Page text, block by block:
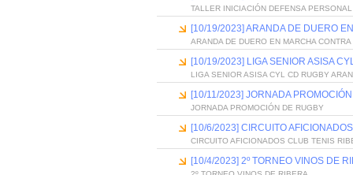
TALLER INICIACIÓN DEFENSA
[10/19/2023] ARANDA DE DUERO
ARANDA DE DUERO EN MARCHA
[10/19/2023] LIGA SENIOR ASISA
LIGA SENIOR ASISA CYL CD RUGBY
[10/11/2023] JORNADA
JORNADA PROMOCIÓN DE RUGBY
[10/6/2023] CIRCUITO
CIRCUITO AFICIONADOS CLUB TENIS
[10/4/2023] 2º TORNEO VINOS DE